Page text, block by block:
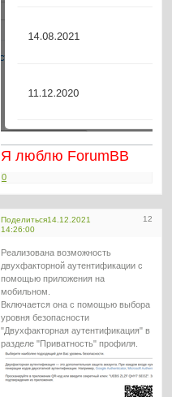
Я люблю ForumBB
0
Поделиться 12
14.12.2021
14:26:00
Реализована возможность
двухфакторной аутентификации с
помощью приложения на
мобильном.
Включается она с помощью выбора
уровня безопасности
"Двухфакторная аутентификация" в
разделе "Приватность" профиля.